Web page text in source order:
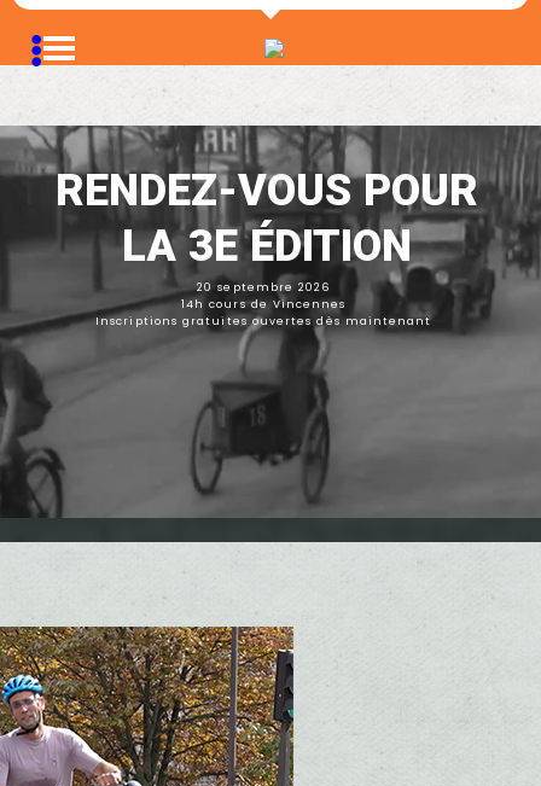
RENDEZ-VOUS POUR
LA 3E ÉDITION
20 septembre 2026
14h cours de Vincennes
Inscriptions gratuites ouvertes dès maintenant